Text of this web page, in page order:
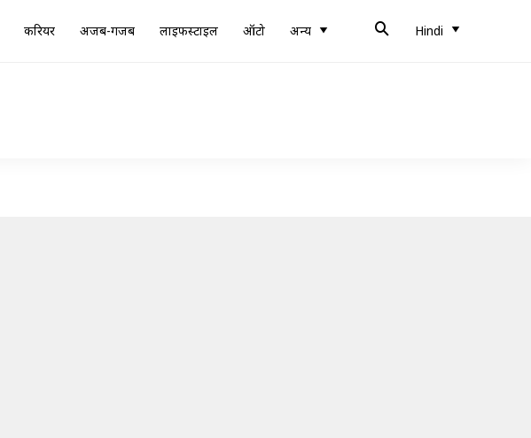
करियर अजब-गजब लाइफस्टाइल ऑटो अन्य Hindi